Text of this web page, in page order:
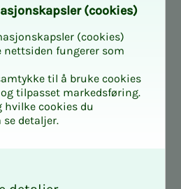
(cookies)
(cookies)
nettsiden fungerer som
til å bruke cookies
tilpasset markedsføring.
hvilke cookies du
detaljer.